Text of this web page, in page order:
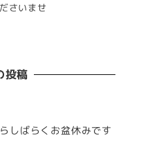
さいませ
投稿
しばらくお盆休みです